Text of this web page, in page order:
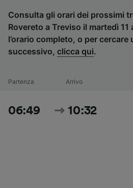
Consulta gli orari dei prossimi
Rovereto a Treviso il martedì
l’orario completo, o per cercare
successivo, clicca qui.
Partenza Arrivo
06:49 10:32